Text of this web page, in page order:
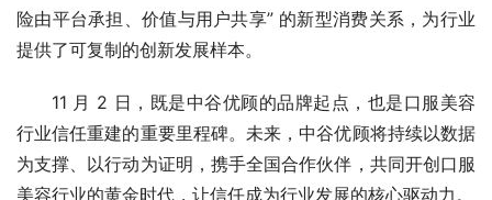
险由平台承担、价值与用户共享” 的新型消费关系，为行业
提供了可复制的创新发展样本。
11 月 2 日，既是中谷优顾的品牌起点，也是口服美容
行业信任重建的重要里程碑。未来，中谷优顾将持续以数据
为支撑、以行动为证明，携手全国合作伙伴，共同开创口服
美容行业的黄金时代，让信任成为行业发展的核心驱动力。